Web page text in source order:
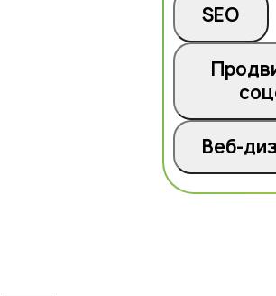
SEO
Веб-